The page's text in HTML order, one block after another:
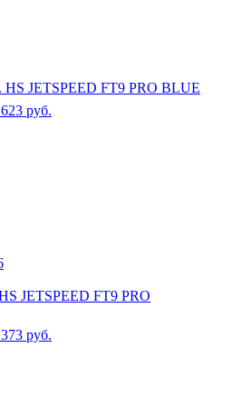
JETSPEED FT9 PRO BLUE
руб.
JETSPEED FT9 PRO
руб.